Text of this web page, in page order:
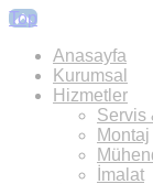
Top
Anasayfa
Kurumsal
Hizmetler
Servis
Montaj
İmalat